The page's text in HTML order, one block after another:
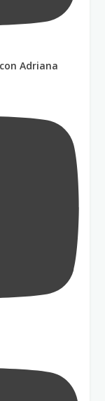
Adriana